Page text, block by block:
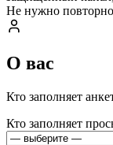
Не нужно
О вас
Кто заполняет
Кто заполняет